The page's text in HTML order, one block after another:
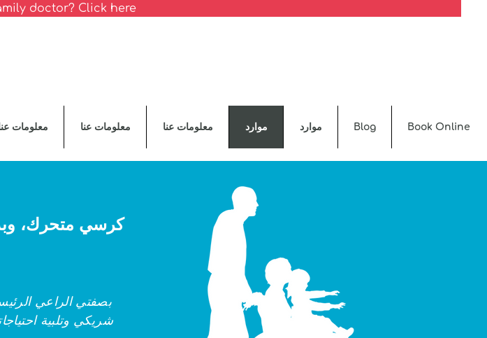
معلومات معلومات عنا معلومات عنا موارد موارد Blog Book Online
doctor? Click here
بصفتي الراعي
شريكي وتلبية